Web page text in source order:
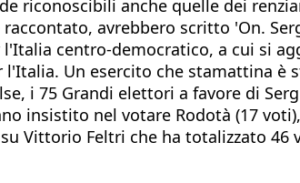
riconoscibili anche quelle dei
avrebbero scritto 'On.
centro-democratico, a cui si
Un esercito che stamattina è
i 75 Grandi elettori a favore di
insistito nel votare Rodotà (17
Vittorio Feltri che ha totalizzato 46